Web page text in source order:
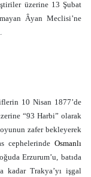
üzerine 13 Şubat
Âyan Meclisi’ne
10 Nisan 1877’de
“93 Harbi” olarak
zafer bekleyerek
cephelerinde Osmanlı
Erzurum’u, batıda
kadar Trakya’yı işgal